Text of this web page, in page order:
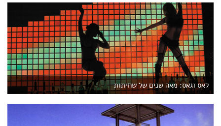
לאס וגאס: מאה שנים של שחיתות